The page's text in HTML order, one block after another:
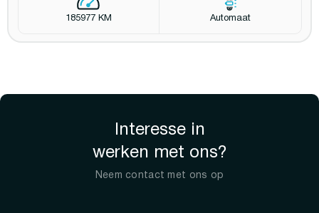
185977 KM Automaat
Interesse in
werken met ons?
Neem contact met ons op